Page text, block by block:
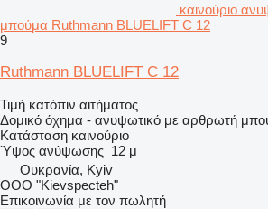
καινούριο
μπούμα Ruthmann BLUELIFT C 12
9
Ruthmann BLUELIFT C 12
Τιμή κατόπιν αιτήματος
Δομικό όχημα - ανυψωτικό με αρθρωτή
Κατάσταση καινούριο
Ύψος ανύψωσης 12 μ
Ουκρανία, Kyiv
OOO "Kievspecteh"
Επικοινωνία με τον πωλητή